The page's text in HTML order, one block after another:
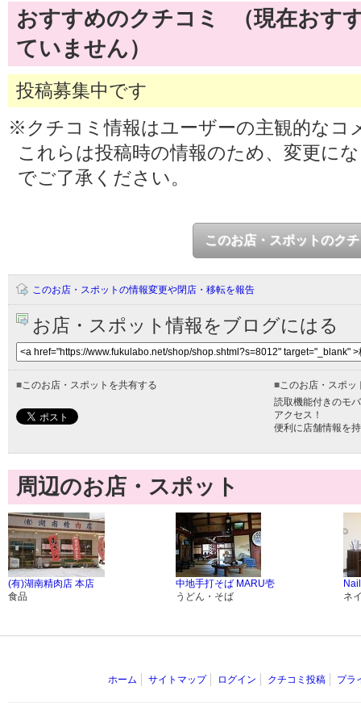
おすすめのクチコミ （現在おす
ていません）
投稿募集中です
※クチコミ情報はユーザーの主観的なコ
これらは投稿時の情報のため、変更に
でご了承ください。
このお店・スポットのク
このお店・スポットの情報変更や閉店・移転を報告
お店・スポット情報をブログにはる
■このお店・スポットを共有する ■このお店・スポッ
読取機能付きのモ
アクセス！
便利に店舗情報を
周辺のお店・スポット
(有)湖南精肉店 本店
食品
中地手打そば MARU壱
うどん・そば
ネ
ホーム サイトマップ ログイン クチコミ投稿 プラ